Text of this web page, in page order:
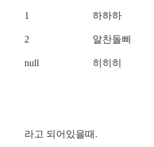
1 하하하
2 알찬돌삐
null 히히히
라고 되어있을때.